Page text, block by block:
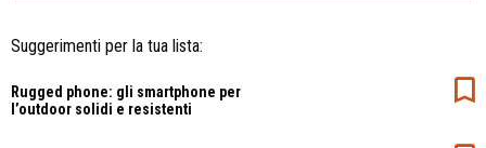
Suggerimenti per la tua lista:
Rugged phone: gli smartphone per
l’outdoor solidi e resistenti